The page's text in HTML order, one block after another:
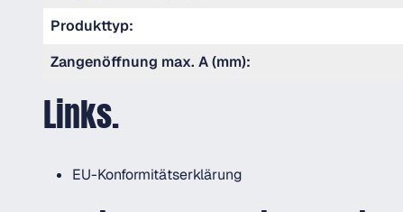
Produkttyp:
Zangenöffnung max. A (mm):
Links.
EU-Konformitätserklärung